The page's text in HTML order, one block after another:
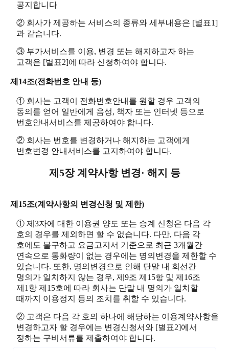
공지합니다
② 회사가 제공하는 서비스의 종류와 세부내용은 [별표1]
과 같습니다.
③ 부가서비스를 이용, 변경 또는 해지하고자 하는
고객은 [별표2]에 따라 신청하여야 합니다.
제14조(전화번호 안내 등)
① 회사는 고객이 전화번호안내를 원할 경우 고객의
동의를 얻어 일반에게 음성, 책자 또는 인터넷 등으로
번호안내서비스를 제공하여야 합니다.
② 회사는 번호를 변경하거나 해지하는 고객에게
번호변경 안내서비스를 고지하여야 합니다.
제5장 계약사항 변경· 해지 등
제15조(계약사항의 변경신청 및 제한)
① 제3자에 대한 이용권 양도 또는 승계 신청은 다음 각
호의 경우를 제외하면 할 수 없습니다. 다만, 다음 각
호에도 불구하고 요금고지서 기준으로 최근 3개월간
연속으로 통화량이 없는 경우에는 명의변경을 제한할 수
있습니다. 또한, 명의변경으로 인해 단말 내 회선간
명의가 일치하지 않는 경우, 제9조 제15항 및 제16조
제1항 제15호에 따라 회사는 단말 내 명의가 일치할
때까지 이용정지 등의 조치를 취할 수 있습니다.
② 고객은 다음 각 호의 하나에 해당하는 이용계약사항을
변경하고자 할 경우에는 변경신청서와 [별표2]에서
정하는 구비서류를 제출하여야 합니다.